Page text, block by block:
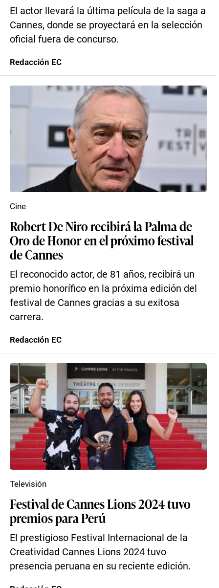
El actor llevará la última película de la saga a
Cannes, donde se proyectará en la selección
oficial fuera de concurso.
Redacción EC
Robert De Niro recibirá la Palma de
Oro de Honor en el próximo festival
de Cannes
El reconocido actor, de 81 años, recibirá un
premio honorífico en la próxima edición del
festival de Cannes gracias a su exitosa
carrera.
Cine
Redacción EC
Festival de Cannes Lions 2024 tuvo
premios para Perú
El prestigioso Festival Internacional de la
Creatividad Cannes Lions 2024 tuvo
presencia peruana en su reciente edición.
Televisión